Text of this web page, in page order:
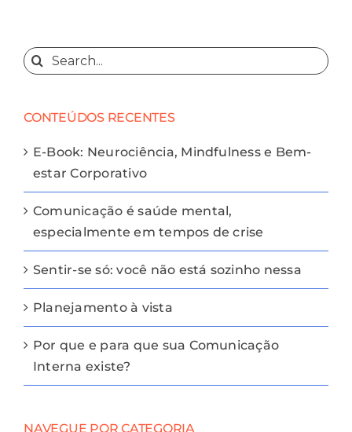
Search
for:
CONTEÚDOS RECENTES
E-Book: Neurociência, Mindfulness e Bem-
estar Corporativo
Comunicação é saúde mental,
especialmente em tempos de crise
Sentir-se só: você não está sozinho nessa
Planejamento à vista
Por que e para que sua Comunicação
Interna existe?
NAVEGUE POR CATEGORIA